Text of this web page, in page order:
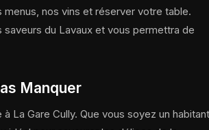
nos vins et réserver votre table.
du Lavaux et vous permettra de
Manquer
La Gare Cully. Que vous soyez un habitant